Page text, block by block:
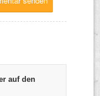
auf den